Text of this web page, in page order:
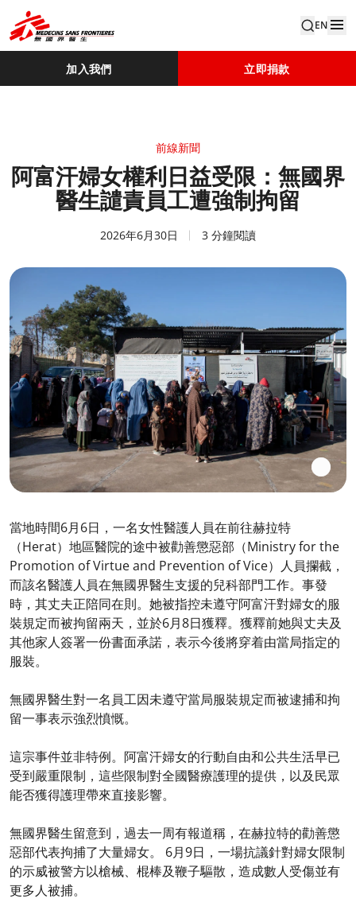
EN
加入我們 立即捐款
前線新聞
阿富汗婦女權利日益受限：無國界
醫生譴責員工遭強制拘留
2026年6月30日 3 分鐘閱讀
當地時間6月6日，一名女性醫護人員在前往赫拉特
（Herat）地區醫院的途中被勸善懲惡部（Ministry for the
Promotion of Virtue and Prevention of Vice）人員攔截，
而該名醫護人員在無國界醫生支援的兒科部門工作。事發
時，其丈夫正陪同在則。她被指控未遵守阿富汗對婦女的服
裝規定而被拘留兩天，並於6月8日獲釋。獲釋前她與丈夫及
其他家人簽署一份書面承諾，表示今後將穿着由當局指定的
服裝。
無國界醫生對一名員工因未遵守當局服裝規定而被逮捕和拘
留一事表示強烈憤慨。
這宗事件並非特例。阿富汗婦女的行動自由和公共生活早已
受到嚴重限制，這些限制對全國醫療護理的提供，以及民眾
能否獲得護理帶來直接影響。
無國界醫生留意到，過去一周有報道稱，在赫拉特的勸善懲
惡部代表拘捕了大量婦女。 6月9日，一場抗議針對婦女限制
的示威被警方以槍械、棍棒及鞭子驅散，造成數人受傷並有
更多人被捕。